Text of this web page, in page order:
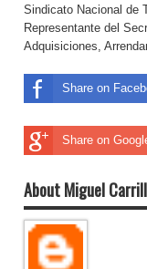
Sindicato Nacional de
Representante del
Adquisiciones,
Share on
Share on
About Miguel